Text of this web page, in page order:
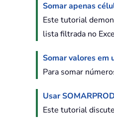
Somar apenas
Este tutorial
lista filtrada no
Somar valores em
Para somar
Usar
Este tutorial